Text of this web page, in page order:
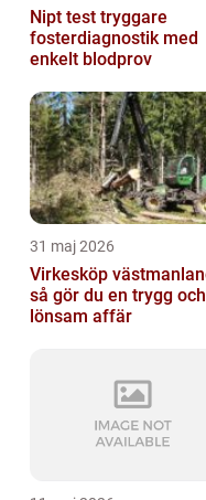
Nipt test tryggare
fosterdiagnostik med
enkelt blodprov
31 maj 2026
Virkesköp
så gör du en trygg och
lönsam affär